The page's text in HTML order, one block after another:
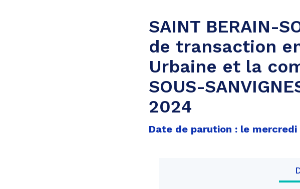
SAINT BERAIN-
de transaction
Urbaine et la
SOUS-
2024
Date de parution : le mercredi